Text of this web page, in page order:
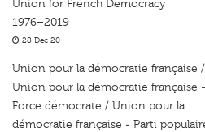
Union for French Democracy
1976–2019
28 Dec 20
Union pour la démocratie française /
Union pour la démocratie française -
Force démocrate / Union pour la
démocratie française - Parti